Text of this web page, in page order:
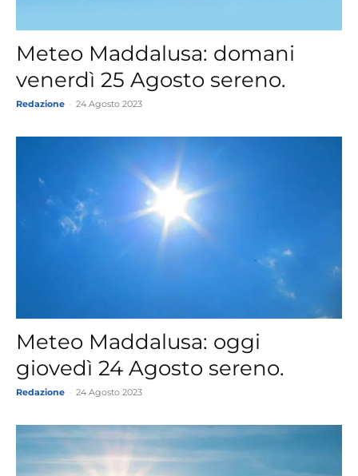
Meteo Maddalusa: domani
venerdì 25 Agosto sereno.
Redazione 24 Agosto 2023
Meteo Maddalusa: oggi
giovedì 24 Agosto sereno.
Redazione 24 Agosto 2023